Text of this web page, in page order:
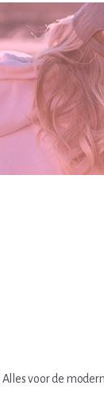
voor de